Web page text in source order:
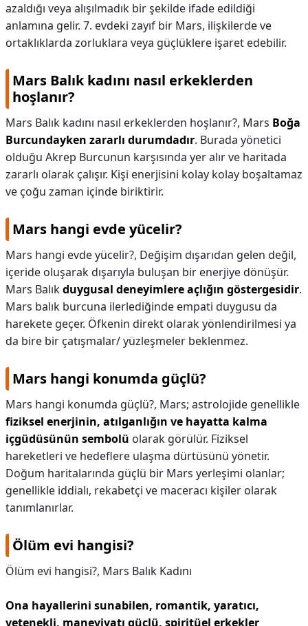
azaldığı veya alışılmadık bir şekilde ifade edildiği
anlamına gelir. 7. evdeki zayıf bir Mars, ilişkilerde ve
ortaklıklarda zorluklara veya güçlüklere işaret edebilir.
Mars Balık kadını nasıl erkeklerden
hoşlanır?
Mars Balık kadını nasıl erkeklerden hoşlanır?, Mars Boğa
Burcundayken zararlı durumdadır. Burada yönetici
olduğu Akrep Burcunun karşısında yer alır ve haritada
zararlı olarak çalışır. Kişi enerjisini kolay kolay boşaltamaz
ve çoğu zaman içinde biriktirir.
Mars hangi evde yücelir?
Mars hangi evde yücelir?, Değişim dışarıdan gelen değil,
içeride oluşarak dışarıyla buluşan bir enerjiye dönüşür.
Mars Balıkduygusal deneyimlere açlığın göstergesidir.
Mars balık burcuna ilerlediğinde empati duygusu da
harekete geçer. Öfkenin direkt olarak yönlendirilmesi ya
da bire bir çatışmalar/ yüzleşmeler beklenmez.
Mars hangi konumda güçlü?
Mars hangi konumda güçlü?, Mars; astrolojide genellikle
fiziksel enerjinin, atılganlığın ve hayatta kalma
içgüdüsünün sembolü olarak görülür. Fiziksel
hareketleri ve hedeflere ulaşma dürtüsünü yönetir.
Doğum haritalarında güçlü bir Mars yerleşimi olanlar;
genellikle iddialı, rekabetçi ve maceracı kişiler olarak
tanımlanırlar.
Ölüm evi hangisi?
Ölüm evi hangisi?, Mars Balık Kadını
Ona hayallerini sunabilen, romantik, yaratıcı,
yetenekli, maneviyatı güçlü, spiritüel erkekler